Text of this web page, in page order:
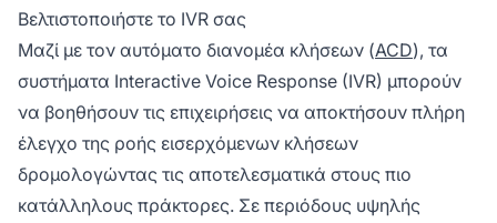
Βελτιστοποιήστε το IVR σας
Μαζί με τον αυτόματο διανομέα κλήσεων (ACD), τα
συστήματα Interactive Voice Response (IVR) μπορούν
να βοηθήσουν τις επιχειρήσεις να αποκτήσουν πλήρη
έλεγχο της ροής εισερχόμενων κλήσεων
δρομολογώντας τις αποτελεσματικά στους πιο
κατάλληλους πράκτορες. Σε περιόδους υψηλής